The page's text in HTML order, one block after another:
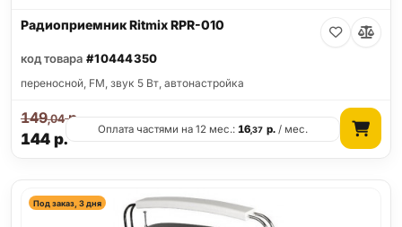
Радиоприемник Ritmix RPR-010
код товара #10444350
переносной, FM, звук 5 Вт, автонастройка
144р.
149,04р.
Оплата частями на 12 мес.:16,37 р./ мес.
Под заказ, 3 дня